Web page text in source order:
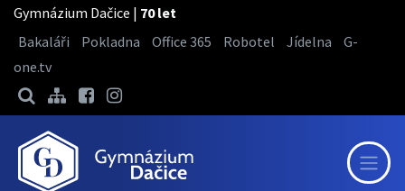
Gymnázium Dačice | 70 let
Bakaláři
Pokladna Office 365 Robotel Jídelna
G-
one.tv